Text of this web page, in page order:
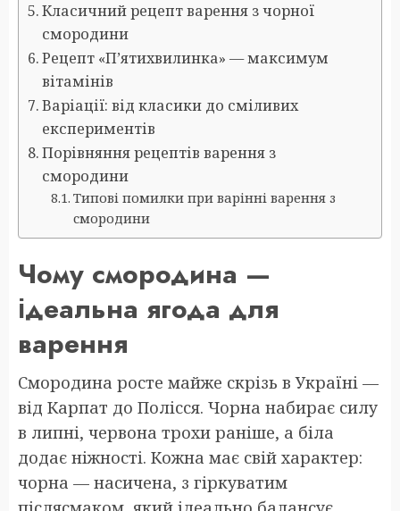
Класичний рецепт варення з чорної
смородини
Рецепт «П’ятихвилинка» — максимум
вітамінів
Варіації: від класики до сміливих
експериментів
Порівняння рецептів варення з
смородини
Типові помилки при варінні варення з
смородини
Чому смородина —
ідеальна ягода для
варення
Смородина росте майже скрізь в Україні —
від Карпат до Полісся. Чорна набирає силу
в липні, червона трохи раніше, а біла
додає ніжності. Кожна має свій характер:
чорна — насичена, з гіркуватим